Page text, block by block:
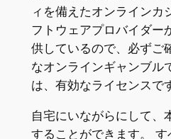
ィを備えたオンラインカ
フトウェアプロバイダー
供しているので、必ずご
なオンラインギャンブル
は、有効なライセンスで
自宅にいながらにして、
することができます。